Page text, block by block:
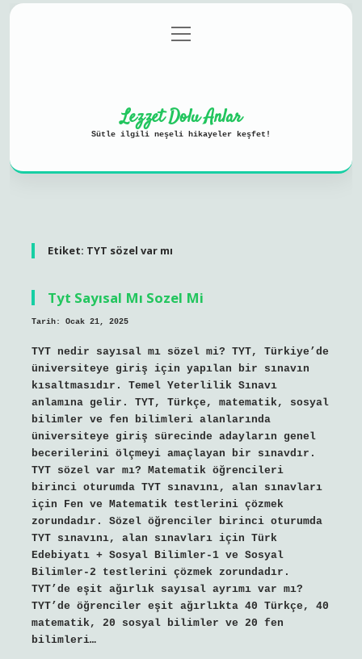
Gizlilik Politikası
menüyü
aç
Lezzet Dolu Anlar
Sütle ilgili neşeli hikayeler keşfet!
Etiket: TYT sözel var mı
Tyt Sayısal Mı Sozel Mi
Tarih: Ocak 21, 2025
TYT nedir sayısal mı sözel mi? TYT, Türkiye’de
üniversiteye giriş için yapılan bir sınavın
kısaltmasıdır. Temel Yeterlilik Sınavı
anlamına gelir. TYT, Türkçe, matematik, sosyal
bilimler ve fen bilimleri alanlarında
üniversiteye giriş sürecinde adayların genel
becerilerini ölçmeyi amaçlayan bir sınavdır.
TYT sözel var mı? Matematik öğrencileri
birinci oturumda TYT sınavını, alan sınavları
için Fen ve Matematik testlerini çözmek
zorundadır. Sözel öğrenciler birinci oturumda
TYT sınavını, alan sınavları için Türk
Edebiyatı + Sosyal Bilimler-1 ve Sosyal
Bilimler-2 testlerini çözmek zorundadır.
TYT’de eşit ağırlık sayısal ayrımı var mı?
TYT’de öğrenciler eşit ağırlıkta 40 Türkçe, 40
matematik, 20 sosyal bilimler ve 20 fen
bilimleri…